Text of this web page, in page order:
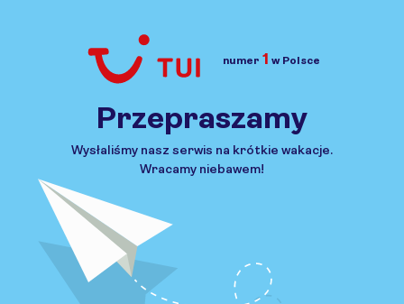
Przejdź do TUI.pl
numer 1 w Polsce
Przepraszamy
Wysłaliśmy nasz serwis na krótkie wakacje.
Wracamy niebawem!